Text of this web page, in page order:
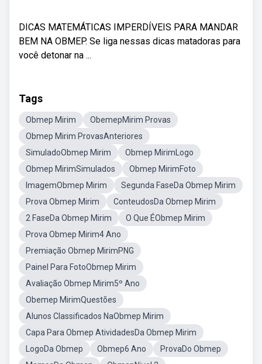
DICAS MATEMÁTICAS IMPERDÍVEIS PARA MANDAR
BEM NA OBMEP. Se liga nessas dicas matadoras para
você detonar na ...
Tags
Obmep Mirim
ObemepMirim Provas
Obmep Mirim ProvasAnteriores
SimuladoObmep Mirim
Obmep MirimLogo
Obmep MirimSimulados
Obmep MirimFoto
ImagemObmep Mirim
Segunda FaseDa Obmep Mirim
Prova Obmep Mirim
ConteudosDa Obmep Mirim
2 FaseDa Obmep Mirim
O Que ÉObmep Mirim
Prova Obmep Mirim4 Ano
Premiação Obmep MirimPNG
Painel Para FotoObmep Mirim
Avaliação Obmep Mirim5º Ano
Obemep MirimQuestões
Alunos Classificados NaObmep Mirim
Capa Para Obmep AtividadesDa Obmep Mirim
LogoDa Obmep
Obmep6 Ano
ProvaDo Obmep